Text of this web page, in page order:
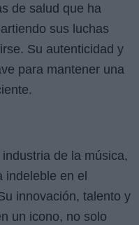
de salud que ha
sus luchas
Su autenticidad y
para mantener una
de la música,
en el
innovación, talento y
un icono, no solo